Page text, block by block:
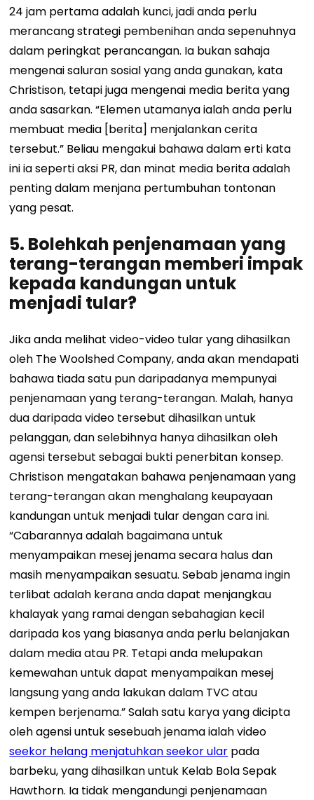
24 jam pertama adalah kunci, jadi anda perlu
merancang strategi pembenihan anda sepenuhnya
dalam peringkat perancangan. Ia bukan sahaja
mengenai saluran sosial yang anda gunakan, kata
Christison, tetapi juga mengenai media berita yang
anda sasarkan. “Elemen utamanya ialah anda perlu
membuat media [berita] menjalankan cerita
tersebut.” Beliau mengakui bahawa dalam erti kata
ini ia seperti aksi PR, dan minat media berita adalah
penting dalam menjana pertumbuhan tontonan
yang pesat.
5. Bolehkah penjenamaan yang
terang-terangan memberi impak
kepada kandungan untuk
menjadi tular?
Jika anda melihat video-video tular yang dihasilkan
oleh The Woolshed Company, anda akan mendapati
bahawa tiada satu pun daripadanya mempunyai
penjenamaan yang terang-terangan. Malah, hanya
dua daripada video tersebut dihasilkan untuk
pelanggan, dan selebihnya hanya dihasilkan oleh
agensi tersebut sebagai bukti penerbitan konsep.
Christison mengatakan bahawa penjenamaan yang
terang-terangan akan menghalang keupayaan
kandungan untuk menjadi tular dengan cara ini.
“Cabarannya adalah bagaimana untuk
menyampaikan mesej jenama secara halus dan
masih menyampaikan sesuatu. Sebab jenama ingin
terlibat adalah kerana anda dapat menjangkau
khalayak yang ramai dengan sebahagian kecil
daripada kos yang biasanya anda perlu belanjakan
dalam media atau PR. Tetapi anda melupakan
kemewahan untuk dapat menyampaikan mesej
langsung yang anda lakukan dalam TVC atau
kempen berjenama.”Salah satu karya yang dicipta
oleh agensi untuk sesebuah jenama ialah video
seekor helang menjatuhkan seekor ular pada
barbeku, yang dihasilkan untuk Kelab Bola Sepak
Hawthorn. Ia tidak mengandungi penjenamaan